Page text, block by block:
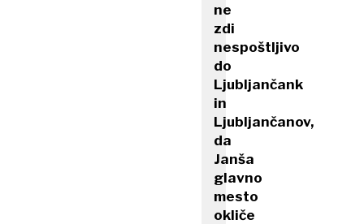
ne
zdi
nespoštljivo
do
Ljubljančank
in
Ljubljančanov,
da
Janša
glavno
mesto
okliče